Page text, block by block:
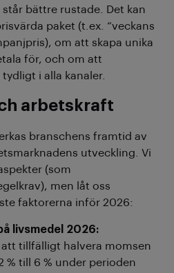
bättre rustade. Det kan
paket (t.ex. “veckans
om att skapa unika
för, och om att
i alla kanaler.
arbetskraft
branschens framtid av
utveckling. Vi
(som
men låt oss
faktorerna inför 2026:
livsmedel 2026:
att tillfälligt halvera momsen
% till 6 % under perioden